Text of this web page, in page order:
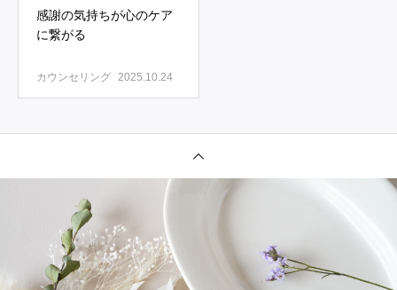
感謝の気持ちが心のケア
に繋がる
カウンセリング 2025.10.24